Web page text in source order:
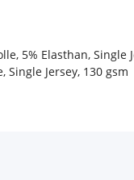
5% Elasthan, Single
Single Jersey, 130 gsm